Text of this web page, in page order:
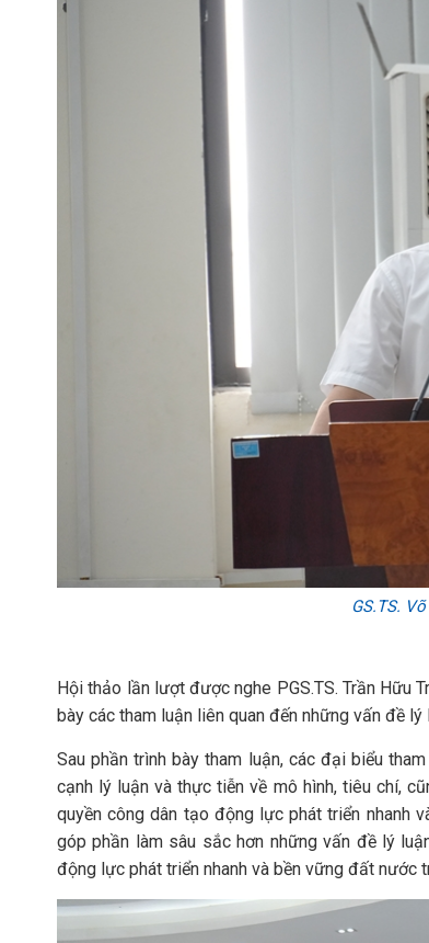
GS.TS.
Hội thảo lần lượt được nghe PGS.TS. Trần Hữu
bày các tham luận liên quan đến những vấn đề
Sau phần trình bày tham luận, các đại biểu
cạnh lý luận và thực tiễn về mô hình, tiêu chí,
quyền công dân tạo động lực phát triển nhanh
góp phần làm sâu sắc hơn những vấn đề lý
động lực phát triển nhanh và bền vững đất nước